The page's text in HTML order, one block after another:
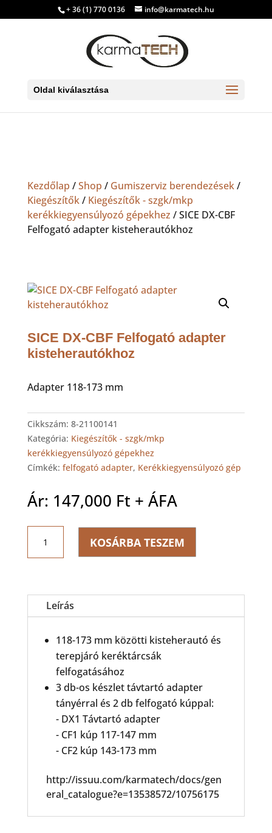
+ 36 (1) 770 0136 info@karmatech.hu
Oldal kiválasztása
Kezdőlap /Shop / Gumiszerviz berendezések/
Kiegészítők/ Kiegészítők - szgk/mkp
kerékkiegyensúlyozó gépekhez / SICE DX-CBF
Felfogató adapter kisteherautókhoz
SICE DX-CBF Felfogató adapter
kisteherautókhoz
Adapter 118-173 mm
Cikkszám: 8-21100141
Kategória: Kiegészítők - szgk/mkp
kerékkiegyensúlyozó gépekhez
Címkék: felfogató adapter, Kerékkiegyensúlyozó gép
Ár: 147,000 Ft + ÁFA
CBF
kisteherautókhoz
mennyiség
KOSÁRBA TESZEM
Leírás
118-173 mm közötti kisteherautó és
terepjáró keréktárcsák
felfogatásához
3 db-os készlet távtartó adapter
tányérral és 2 db felfogató kúppal:
- DX1 Távtartó adapter
- CF1 kúp 117-147 mm
- CF2 kúp 143-173 mm
http://issuu.com/karmatech/docs/gen
eral_catalogue?e=13538572/10756175